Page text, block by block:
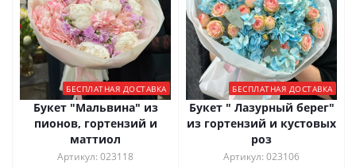
БЕСПЛАТНАЯ ДОСТАВКА
Букет "Мальвина" из
пионов, гортензий и
маттиол
Артикул: 023118
БЕСПЛАТНАЯ ДОСТАВКА
Букет " Лазурный берег"
из гортензий и кустовых
роз
Артикул: 023106